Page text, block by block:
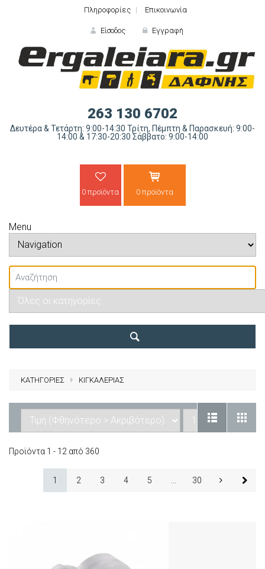
Πληροφορίες Επικοινωνία
Είσοδος
ΕΙΣΟΔΟΣ
Εγγραφή
263 130 6702
Δευτέρα & Τετάρτη: 9:00-14:30 Τρίτη, Πέμπτη & Παρασκευή: 9:00-
14:00 & 17:30-20:30 Σάββατο: 9:00-14:00
0 προϊόντα 0 προϊόντα
Menu
ΚΑΤΗΓΟΡΙΕΣ ΚΙΓΚΑΛΕΡΙΑΣ
Προϊόντα 1 - 12 από 360
1 2 3 4 5 30